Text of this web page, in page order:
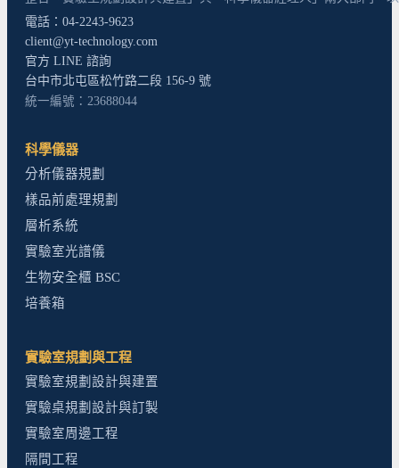
電話：04-2243-9623
client@yt-technology.com
官方 LINE 諮詢
台中市北屯區松竹路二段 156-9 號
統一編號：23688044
科學儀器
分析儀器規劃
樣品前處理規劃
層析系統
實驗室光譜儀
生物安全櫃 BSC
培養箱
實驗室規劃與工程
實驗室規劃設計與建置
實驗桌規劃設計與訂製
實驗室周邊工程
隔間工程